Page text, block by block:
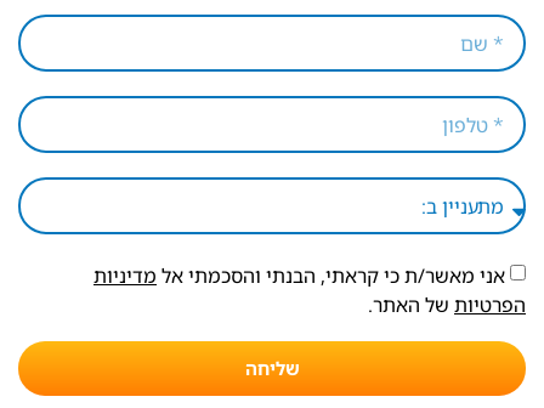
אני מאשר/ת כי קראתי, הבנתי והסכמתי אל מדיניות
הפרטיות של האתר.
שליחה